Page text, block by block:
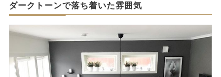
ダークトーンで落ち着いた雰囲気